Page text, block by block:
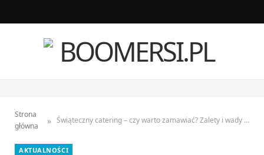
F
b
I
Strona
główna
» Świąteczny catering – czy warto zamawiać? Zalety i wady gotowych potraw na wigilię i Boże Narodzenie
AKTUALNOŚCI